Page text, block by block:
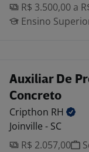
R$ 3.500,00 a
Ensino
Auxiliar De
Concreto
Cripthon RH
Joinville - SC
R$ 2.057,00